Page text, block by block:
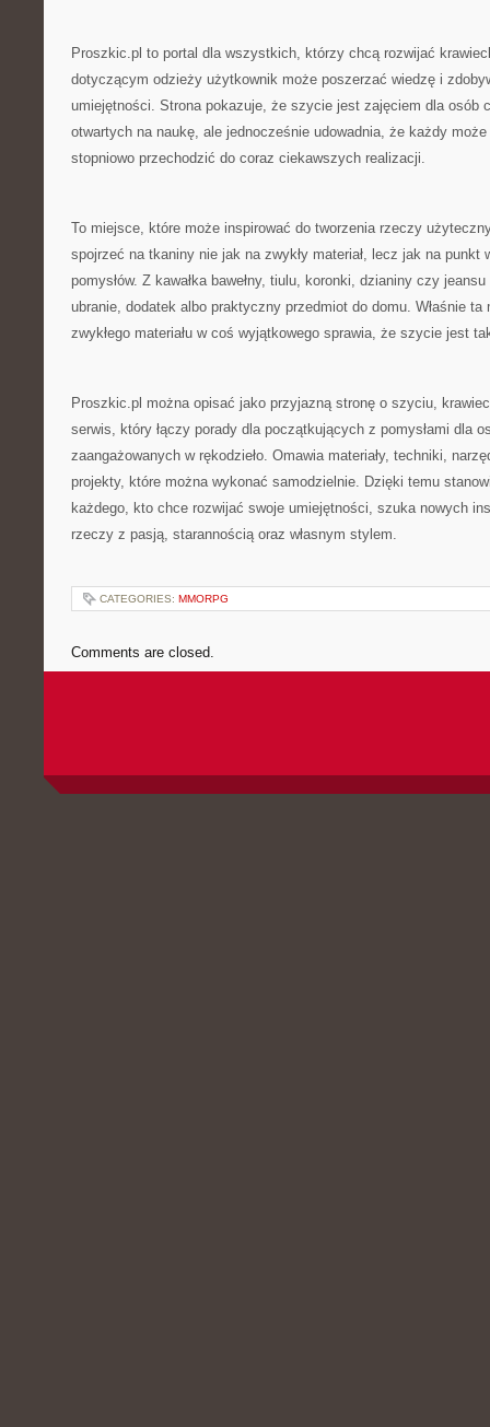
Proszkic.pl to portal dla wszystkich, którzy chcą rozwijać
dotyczącym odzieży użytkownik może poszerzać wiedzę i
umiejętności. Strona pokazuje, że szycie jest zajęciem dla osób
otwartych na naukę, ale jednocześnie udowadnia, że każdy
stopniowo przechodzić do coraz ciekawszych realizacji.
To miejsce, które może inspirować do tworzenia rzeczy
spojrzeć na tkaniny nie jak na zwykły materiał, lecz jak na punkt
pomysłów. Z kawałka bawełny, tiulu, koronki, dzianiny czy
ubranie, dodatek albo praktyczny przedmiot do domu. Właśnie
zwykłego materiału w coś wyjątkowego sprawia, że szycie jest
Proszkic.pl można opisać jako przyjazną stronę o szyciu,
serwis, który łączy porady dla początkujących z pomysłami dla
zaangażowanych w rękodzieło. Omawia materiały, techniki,
projekty, które można wykonać samodzielnie. Dzięki temu
każdego, kto chce rozwijać swoje umiejętności, szuka nowych
rzeczy z pasją, starannością oraz własnym stylem.
CATEGORIES: MMORPG
Comments are closed.